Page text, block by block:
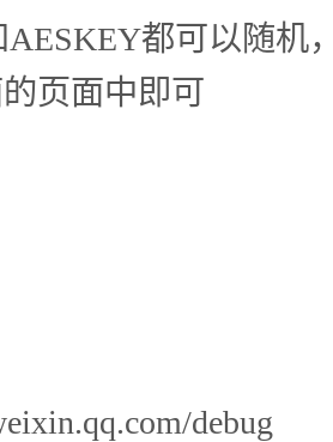
AESKEY都可以随机
页面中即可
debug